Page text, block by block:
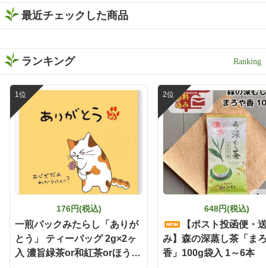
最近チェックした商品
ランキング
176円(税込)
一煎パックみたらし「ありが
とう」 ティーバッグ 2g×2ヶ
入 濃旨緑茶or和紅茶orほうじ
648円(税込)
【ポスト投函便・
み】森の深蒸し茶「ま
香」100g袋入 1～6本